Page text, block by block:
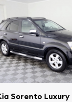
2710 mm
Sorento Luxury